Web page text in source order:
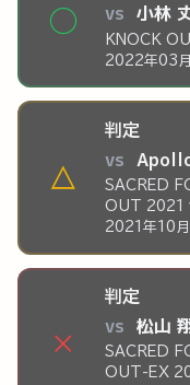
◯ vs 小林
KNOCK
2022年03月
△
判定
vs
SACRED
OUT 2021
2021年10月
×
判定
vs 松山
SACRED
OUT-EX